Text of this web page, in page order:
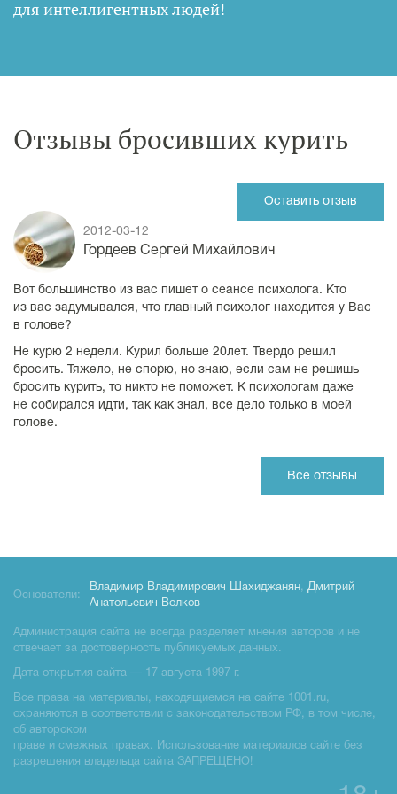
для интеллигентных людей!
Отзывы бросивших курить
Оставить отзыв
2012-03-12
Гордеев Сергей Михайлович
Вот большинство из вас пишет о сеансе психолога. Кто
из вас задумывался, что главный психолог находится у Вас
в голове?
Не курю 2 недели. Курил больше 20лет. Твердо решил
бросить. Тяжело, не спорю, но знаю, если сам не решишь
бросить курить, то никто не поможет. К психологам даже
не собирался идти, так как знал, все дело только в моей
голове.
Все отзывы
Основатели:
Владимир Владимирович Шахиджанян, Дмитрий
Анатольевич Волков
Администрация сайта не всегда разделяет мнения авторов и не
отвечает за достоверность публикуемых данных.
Дата открытия сайта — 17 августа 1997 г.
Все права на материалы, находящиемся на сайте 1001.ru,
охраняются в соответствии с законодательством РФ, в том числе,
об авторском
праве и смежных правах. Использование материалов сайте без
разрешения владельца сайта ЗАПРЕЩЕНО!